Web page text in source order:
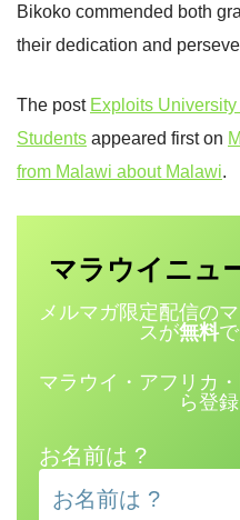
Bikoko commended both
their dedication and
The post Exploits
Students appeared first on
from Malawi about Malawi.
マラウイニュ
メルマガ限定配信の
スが無料
マラウイ・アフリカ
ら登
お名前は ?